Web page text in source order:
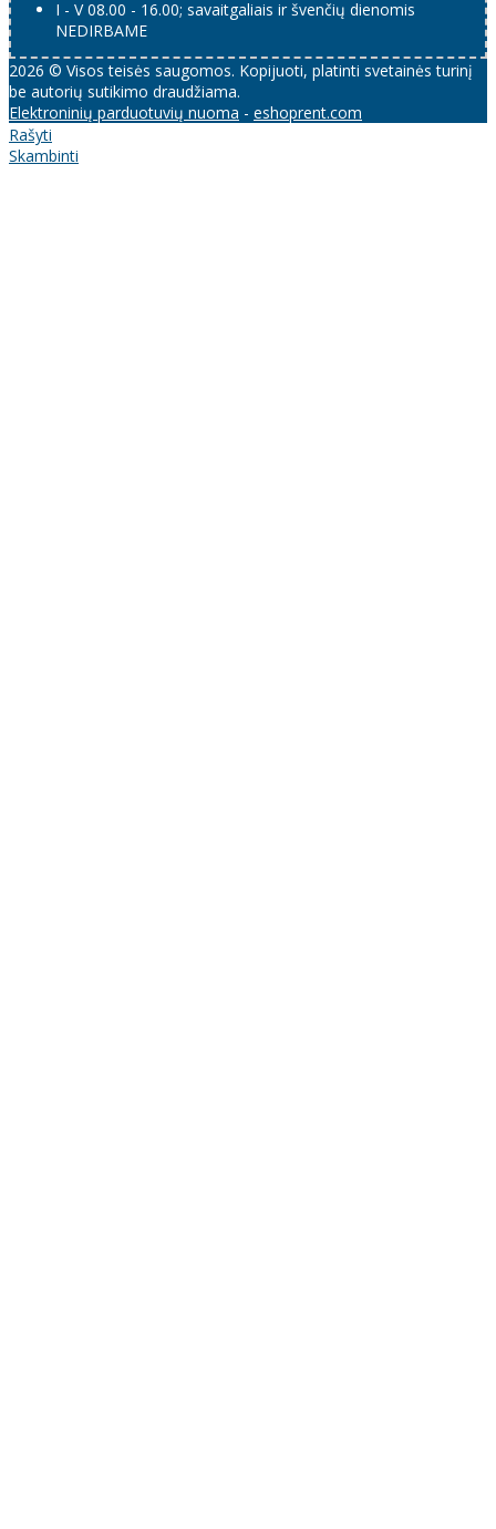
I - V 08.00 - 16.00; savaitgaliais ir švenčių dienomis
NEDIRBAME
2026 © Visos teisės saugomos. Kopijuoti, platinti svetainės turinį
be autorių sutikimo draudžiama.
Elektroninių parduotuvių nuoma - eshoprent.com
Rašyti
Skambinti